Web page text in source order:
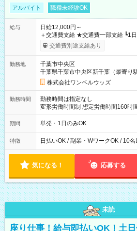
アルバイト 職種未経験OK
給与
日給12,000円～
＋交通費支給 ★交通費一部支給 ┗1日500円を超えた分は全額支
給！ ※往復500円以内の方は自己負担となりま
（規定あり） ┗働いたその日に現
なし
交通費別途支給あり
勤務地
千葉市中央区
千葉県千葉市中央区新千葉（最寄り
株式会社ワンベルウッズ
勤務時間
勤務時間は指定なし
変形労働時間制 想定労働時間160時間/月 【シフト例】
～22：00
期間 単発・1日のみOK
特徴 日払いOK / 副業・WワークOK / 10
気になる！ 応募する
未読
座り仕事！給与即払いOK！土